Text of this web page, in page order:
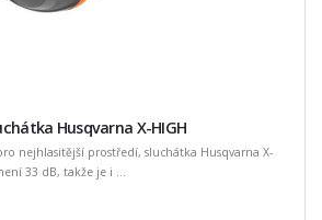
Husqvarna X-HIGH
nejhlasitější prostředí, sluchátka Husqvarna X-
33 dB, takže je i ...